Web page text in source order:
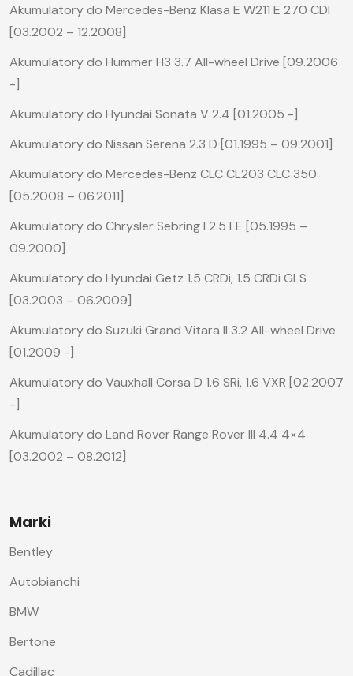
Akumulatory do Mercedes-Benz Klasa E W211 E 270 CDI
[03.2002 – 12.2008]
Akumulatory do Hummer H3 3.7 All-wheel Drive [09.2006
-]
Akumulatory do Hyundai Sonata V 2.4 [01.2005 -]
Akumulatory do Nissan Serena 2.3 D [01.1995 – 09.2001]
Akumulatory do Mercedes-Benz CLC CL203 CLC 350
[05.2008 – 06.2011]
Akumulatory do Chrysler Sebring I 2.5 LE [05.1995 –
09.2000]
Akumulatory do Hyundai Getz 1.5 CRDi, 1.5 CRDi GLS
[03.2003 – 06.2009]
Akumulatory do Suzuki Grand Vitara II 3.2 All-wheel Drive
[01.2009 -]
Akumulatory do Vauxhall Corsa D 1.6 SRi, 1.6 VXR [02.2007
-]
Akumulatory do Land Rover Range Rover III 4.4 4×4
[03.2002 – 08.2012]
Marki
Bentley
Autobianchi
BMW
Bertone
Cadillac